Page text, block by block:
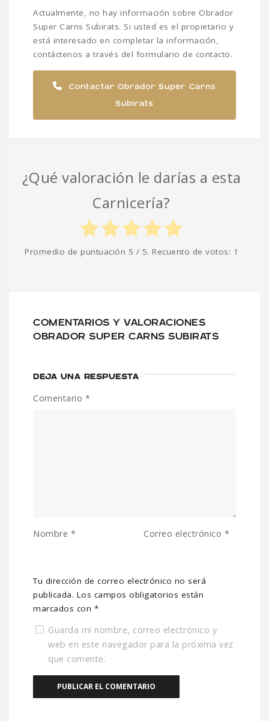
Actualmente, no hay información sobre Obrador
Super Carns Subirats. Si usted es el propietario y
está interesado en completar la información,
contáctenos a través del formulario de contacto.
Contactar Obrador Super Carns
Subirats
¿Qué valoración le darías a esta
Carnicería?
Promedio de puntuación 5 / 5. Recuento de votos: 1
COMENTARIOS Y VALORACIONES
OBRADOR SUPER CARNS SUBIRATS
DEJA UNA RESPUESTA
Tu dirección de correo electrónico no será
publicada. Los campos obligatorios están
marcados con *
Comentario *
Nombre * Correo electrónico *
Guarda mi nombre, correo electrónico y
web en este navegador para la próxima vez
que comente.